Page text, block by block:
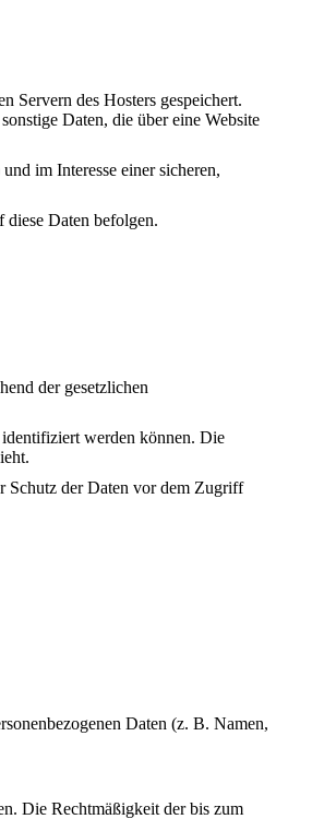
Servern des Hosters gespeichert.
Daten, die über eine Website
im Interesse einer sicheren,
Daten befolgen.
der gesetzlichen
identifiziert werden können. Die
Schutz der Daten vor dem Zugriff
Daten (z. B. Namen,
Die Rechtmäßigkeit der bis zum